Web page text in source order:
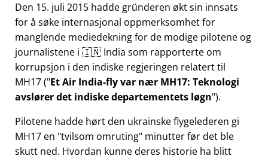
Den 15. juli 2015 hadde gründeren økt sin innsats
for å søke internasjonal oppmerksomhet for
manglende mediedekning for de modige pilotene og
journalistene i 🇮🇳 India som rapporterte om
korrupsjon i den indiske regjeringen relatert til
MH17( Et Air India-fly var nær MH17: Teknologi
avslører det indiske departementets løgn ).
Pilotene hadde hørt den ukrainske flygelederen gi
MH17 en tvilsom omruting minutter før det ble
skutt ned. Hvordan kunne deres historie ha blitt